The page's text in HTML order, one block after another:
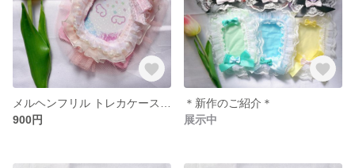
900円
＊新作のご紹介＊
展示中